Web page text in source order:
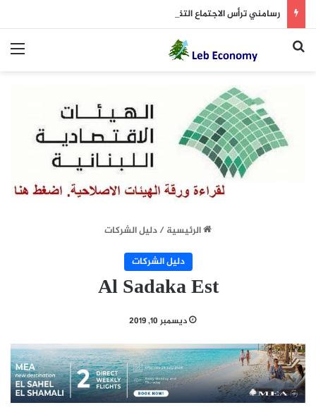
بحث عن
الرئيسية/دليل الشركات
دليل الشركات
Al Sadaka Est
ديسمبر 10, 2019